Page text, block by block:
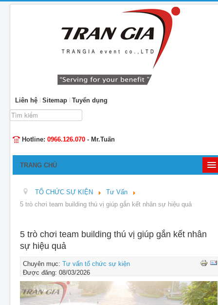
Liên hệ Sitemap
Tuyển dụng
Tìm
kiếm...
Hotline: 0966.126.070 - Mr.Tuấn
TRANG CHỦ
TỔ CHỨC SỰ KIỆN
THIẾT KẾ
THI CÔNG - LẮP ĐẶT THIẾT BỊ
TỔ CHỨC SỰ KIỆN
Tư Vấn
5 trò chơi team building thú vị giúp gắn kết nhân sự hiệu quả
5 trò chơi team building thú vị giúp gắn kết nhân
sự hiệu quả
Chuyên mục: Tư vấn tổ chức sự kiện
Được đăng: 08/03/2026